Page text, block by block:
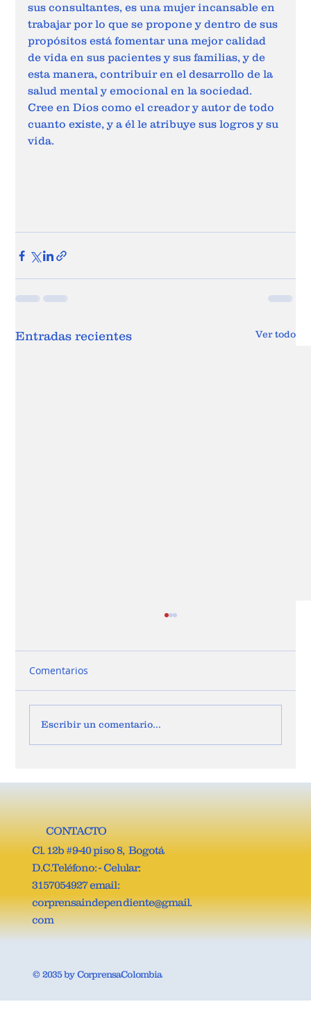
sus consultantes, es una mujer incansable en
trabajar por lo que se propone y dentro de sus
propósitos está fomentar una mejor calidad
de vida en sus pacientes y sus familias, y de
esta manera, contribuir en el desarrollo de la
salud mental y emocional en la sociedad.
Cree en Dios como el creador y autor de todo
cuanto existe, y a él le atribuye sus logros y su
vida.
Entradas recientes Ver todo
SECRETARIO GENERAL DE LA COMISIÓN
QUINTA DE LA CÁMARA DE
REPRESENTANTES.
Comentarios
Escribir un comentario...
CONTACTO
Cl. 12b #9-40 piso 8, Bogotá
D.C.Teléfono: - Celular:
3157054927 email:
corprensaindependiente@gmail.
com
© 2035 by CorprensaColombia